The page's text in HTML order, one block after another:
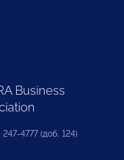
Business
247-4777 (доб. 124)